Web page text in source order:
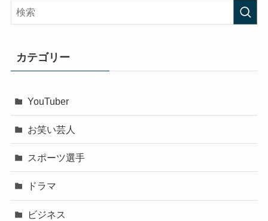
カテゴリー
YouTuber
お笑い芸人
スポーツ選手
ドラマ
ビジネス